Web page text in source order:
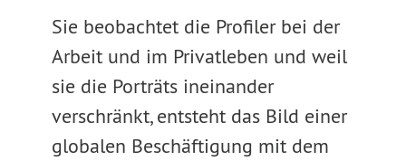
Sie beobachtet die Profiler bei der
Arbeit und im Privatleben und weil
sie die Porträts ineinander
verschränkt, entsteht das Bild einer
globalen Beschäftigung mit dem